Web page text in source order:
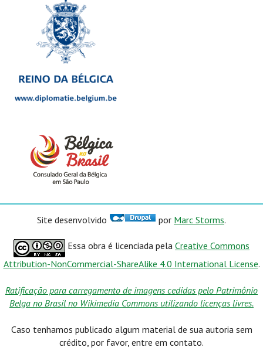
Site desenvolvido por Marc Storms.
Essa obra é licenciada pela Creative Commons
Attribution-NonCommercial-ShareAlike 4.0 International License.
Ratificação para carregamento de imagens cedidas pelo Patrimônio
Belga no Brasil no Wikimedia Commons utilizando licenças livres.
Caso tenhamos publicado algum material de sua autoria sem
crédito, por favor, entre em contato.